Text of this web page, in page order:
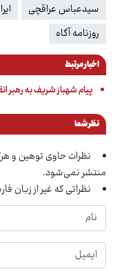
سیدعباس عراقچی
روزنامه آگاه
اخبار مرتبط
پیام شهباز شریف به رهبر
نظر شما
نظرات حاوی توهین و
منتشر نمی‌شود.
نظراتی که غیر از زبان